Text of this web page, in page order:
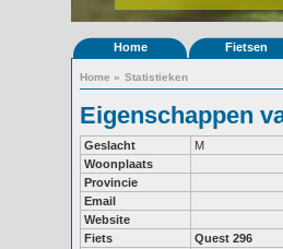
Home Fietsen
Home » Statistieken
Eigenschappen
Geslacht
M
Woonplaats
Provincie
Email
Website
Fiets
Quest 296